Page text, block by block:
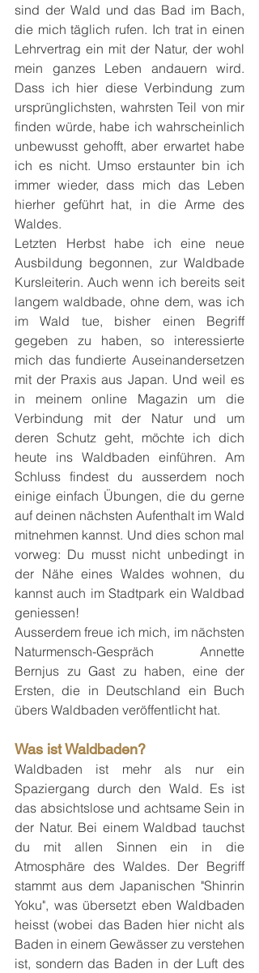
sind der Wald und das Bad im Bach,
die mich täglich rufen. Ich trat in einen
Lehrvertrag ein mit der Natur, der wohl
mein ganzes Leben andauern wird.
Dass ich hier diese Verbindung zum
ursprünglichsten, wahrsten Teil von mir
finden würde, habe ich wahrscheinlich
unbewusst gehofft, aber erwartet habe
ich es nicht. Umso erstaunter bin ich
immer wieder, dass mich das Leben
hierher geführt hat, in die Arme des
Waldes.
Letzten Herbst habe ich eine neue
Ausbildung begonnen, zur Waldbade
Kursleiterin. Auch wenn ich bereits seit
langem waldbade, ohne dem, was ich
im Wald tue, bisher einen Begriff
gegeben zu haben, so interessierte
mich das fundierte Auseinandersetzen
mit der Praxis aus Japan. Und weil es
in meinem online Magazin um die
Verbindung mit der Natur und um
deren Schutz geht, möchte ich dich
heute ins Waldbaden einführen. Am
Schluss findest du ausserdem noch
einige einfach Übungen, die du gerne
auf deinen nächsten Aufenthalt im Wald
mitnehmen kannst. Und dies schon mal
vorweg: Du musst nicht unbedingt in
der Nähe eines Waldes wohnen, du
kannst auch im Stadtpark ein Waldbad
geniessen!
Ausserdem freue ich mich, im nächsten
Naturmensch-Gespräch Annette
Bernjus zu Gast zu haben, eine der
Ersten, die in Deutschland ein Buch
übers Waldbaden veröffentlicht hat.
Was ist Waldbaden?
Waldbaden ist mehr als nur ein
Spaziergang durch den Wald. Es ist
das absichtslose und achtsame Sein in
der Natur. Bei einem Waldbad tauchst
du mit allen Sinnen ein in die
Atmosphäre des Waldes. Der Begriff
stammt aus dem Japanischen "Shinrin
Yoku", was übersetzt eben Waldbaden
heisst (wobei das Baden hier nicht als
Baden in einem Gewässer zu verstehen
ist, sondern das Baden in der Luft des